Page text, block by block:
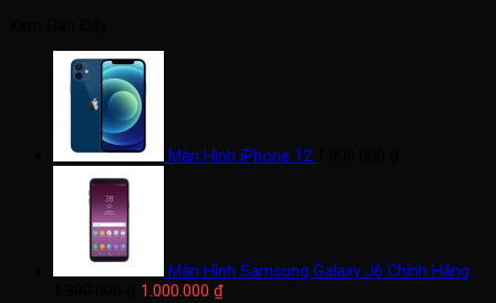
Màn Hình iPhone 12
Màn Hình Samsung Galaxy J6 Chính Hãng
Giá
1.000.000 ₫Giá